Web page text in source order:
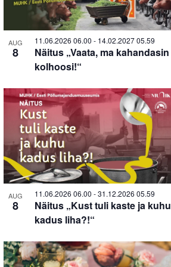
Photo
View
AUG
8
Näitus „Vaata, ma kahandasin
kolhoosi!“
11.06.2026 06.00 - 14.02.2027 05.59
AUG
8
Näitus „Kust tuli kaste ja kuhu
kadus liha?!“
11.06.2026 06.00 -31.12.2026 05.59